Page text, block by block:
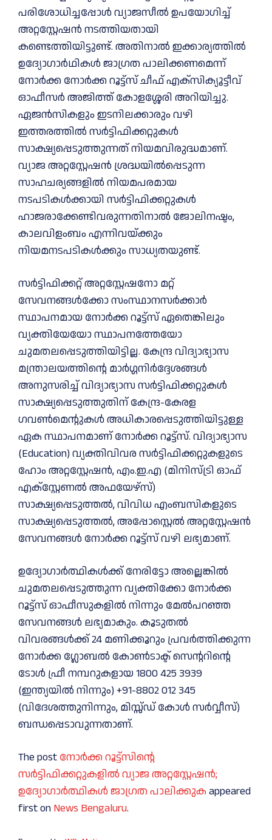
പരിശോധിച്ചപ്പോള്‍ വ്യാജസീല്‍ ഉപയോഗിച്ച്
അറ്റസ്റ്റേഷന്‍ നടത്തിയതായി
കണ്ടെത്തിയിട്ടുണ്ട്. അതിനാൽ ഇക്കാര്യത്തിൽ
ഉദ്യോഗാർഥികള്‍ ജാഗ്രത പാലിക്കണമെന്ന്
നോർക്ക നോര്‍ക്ക റൂട്ട്സ് ചീഫ് എക്സിക്യൂട്ടീവ്
ഓഫീസര്‍ അജിത്ത് കോളശ്ശേരി അറിയിച്ചു.
ഏജന്‍സികളും ഇടനിലക്കാരും വഴി
ഇത്തരത്തില്‍ സര്‍ട്ടിഫിക്കറ്റുകള്‍
സാക്ഷ്യപ്പെടുത്തുന്നത് നിയമവിരുദ്ധമാണ്.
വ്യാജ അറ്റസ്റ്റേഷന്‍ ശ്രദ്ധയില്‍പ്പെടുന്ന
സാഹചര്യങ്ങളില്‍ നിയമപരമായ
നടപടികള്‍ക്കായി സര്‍ട്ടിഫിക്കറ്റുകള്‍
ഹാജരാക്കേണ്ടിവരുന്നതിനാല്‍ ജോലിനഷ്ടം,
കാലവിളംബം എന്നിവയ്ക്കും
നിയമനടപടികള്‍ക്കും സാധ്യതയുണ്ട്.
സര്‍ട്ടിഫിക്കറ്റ് അറ്റസ്റ്റേഷനോ മറ്റ്
സേവനങ്ങള്‍ക്കോ സംസ്ഥാനസര്‍ക്കാര്‍
സ്ഥാപനമായ നോര്‍ക്ക റൂട്ട്‌സ് ഏതെങ്കിലും
വ്യക്തിയേയോ സ്ഥാപനത്തേയോ
ചുമതലപ്പെടുത്തിയിട്ടില്ല. കേന്ദ്ര വിദ്യാഭ്യാസ
മന്ത്രാലയത്തിന്റെ മാര്‍ഗ്ഗനിര്‍ദ്ദേശങ്ങള്‍
അനുസരിച്ച് വിദ്യാഭ്യാസ സര്‍ട്ടിഫിക്കറ്റുകള്‍
സാക്ഷ്യപ്പെടുത്തുതിന് കേന്ദ്ര-കേരള
ഗവണ്‍മെന്റുകള്‍ അധികാരപ്പെടുത്തിയിട്ടുള്ള
ഏക സ്ഥാപനമാണ് നോര്‍ക്ക റൂട്ട്സ്. വിദ്യാഭ്യാസ
(Education) വ്യക്തിവിവര സര്‍ട്ടിഫിക്കറ്റുകളുടെ
ഹോം അറ്റസ്റ്റേഷന്‍, എം.ഇ.എ (മിനിസ്ട്രി ഓഫ്
എക്സ്റ്റേണല്‍ അഫയേഴ്സ്)
സാക്ഷ്യപ്പെടുത്തല്‍, വിവിധ എംബസികളുടെ
സാക്ഷ്യപ്പെടുത്തല്‍, അപ്പോസ്റ്റെല്‍ അറ്റസ്റ്റേഷന്‍
സേവനങ്ങള്‍ നോര്‍ക്ക റൂട്ട്സ് വഴി ലഭ്യമാണ്.
ഉദ്യോഗാര്‍ത്ഥികള്‍ക്ക് നേരിട്ടോ അല്ലെങ്കില്‍
ചുമതലപ്പെടുത്തുന്ന വ്യക്തിക്കോ നോര്‍ക്ക
റൂട്ട്‌സ് ഓഫീസുകളില്‍ നിന്നും മേല്‍പറഞ്ഞ
സേവനങ്ങള്‍ ലഭ്യമാകും. കൂടുതല്‍
വിവരങ്ങള്‍ക്ക് 24 മണിക്കൂറും പ്രവര്‍ത്തിക്കുന്ന
നോര്‍ക്ക ഗ്ലോബല്‍ കോണ്‍ടാക്ട് സെന്ററിന്റെ
ടോള്‍ ഫ്രീ നമ്പറുകളായ 1800 425 3939
(ഇന്ത്യയില്‍ നിന്നും) +91-8802 012 345
(വിദേശത്തുനിന്നും, മിസ്സ്ഡ് കോള്‍ സര്‍വ്വീസ്)
ബന്ധപ്പെടാവുന്നതാണ്.
The post നോർക്ക റൂട്ട്സിന്റെ
സർട്ടിഫിക്കറ്റുകളിൽ വ്യാജ അറ്റസ്റ്റേഷൻ;
ഉദ്യോഗാര്‍ത്ഥികള്‍ ജാഗ്രത പാലിക്കുക appeared
first on News Bengaluru.